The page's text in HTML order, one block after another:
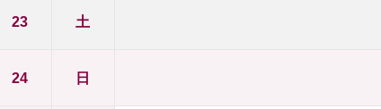
23 土
24 日